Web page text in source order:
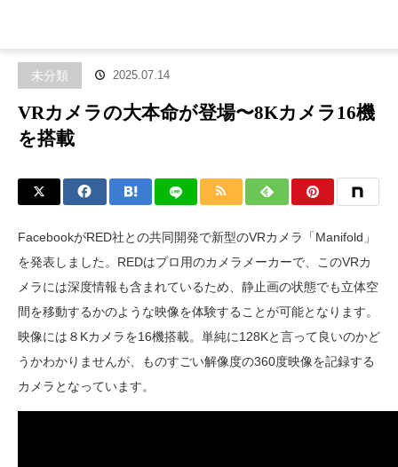
未分類 2025.07.14
VRカメラの大本命が登場〜8Kカメラ16機
を搭載
FacebookがRED社との共同開発で新型のVRカメラ「Manifold」
を発表しました。REDはプロ用のカメラメーカーで、このVRカ
メラには深度情報も含まれているため、静止画の状態でも立体空
間を移動するかのような映像を体験することが可能となります。
映像には８Kカメラを16機搭載。単純に128Kと言って良いのかど
うかわかりませんが、ものすごい解像度の360度映像を記録する
カメラとなっています。